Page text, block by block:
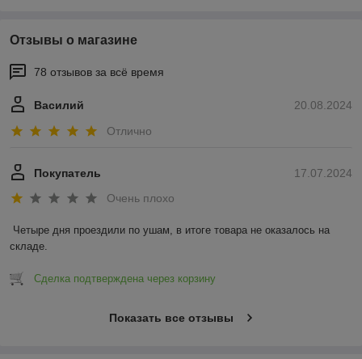
Отзывы о магазине
78 отзывов за всё время
20.08.2024
Василий
Отлично
17.07.2024
Покупатель
Очень плохо
Четыре дня проездили по ушам, в итоге товара не оказалось на
складе.
Сделка подтверждена через корзину
Показать все отзывы